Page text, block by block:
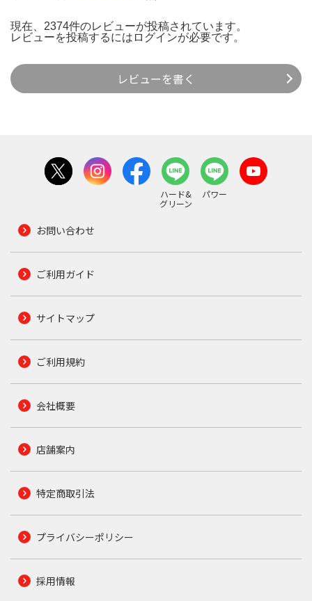
現在、2374件のレビューが投稿されています。
レビューを投稿するには ログインが必要です。
レビューを書く
ハード&
グリーン
パワー
お問い合わせ
ご利用ガイド
サイトマップ
ご利用規約
会社概要
店舗案内
特定商取引法
プライバシーポリシー
採用情報